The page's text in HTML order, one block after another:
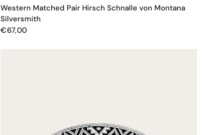
Western Matched Pair Hirsch Schnalle von Montana
Silversmith
€67,00